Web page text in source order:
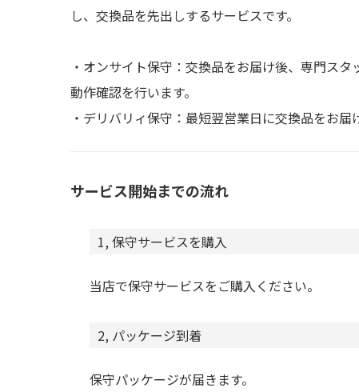
し、交換品を先出しするサービスです。
・オンサイト保守：交換品をお届け後、専門スタ
動作確認を行います。
・デリバリィ保守：最短翌営業日に交換品をお届
サービス開始までの流れ
1, 保守サービスを購入
当店で保守サービスをご購入ください。
2, パッケージ到着
保守パッケージが届きます。